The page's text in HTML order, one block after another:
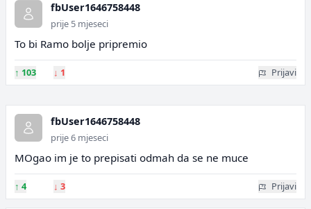
fbUser1646758448
prije 5 mjeseci
To bi Ramo bolje pripremio
↑ 103 ↓ 1 Prijavi
fbUser1646758448
prije 6 mjeseci
MOgao im je to prepisati odmah da se ne muce
↑ 4 ↓ 3 Prijavi